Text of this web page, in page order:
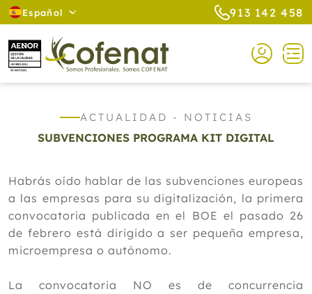
Español 913 142 458
ACTUALIDAD - NOTICIAS
SUBVENCIONES PROGRAMA KIT DIGITAL
Habrás oído hablar de las subvenciones europeas
a las empresas para su digitalización, la primera
convocatoria publicada en el BOE el pasado 26
de febrero está dirigido a ser pequeña empresa,
microempresa o autónomo.
La convocatoria NO es de concurrencia